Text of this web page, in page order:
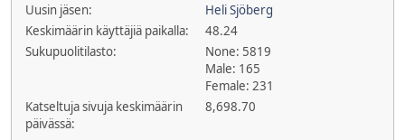
Uusin jäsen:
Heli Sjöberg
Keskimäärin käyttäjiä paikalla:
48.24
Sukupuolitilasto:
None: 5819
Male: 165
Female: 231
Katseltuja sivuja keskimäärin
päivässä:
8,698.70